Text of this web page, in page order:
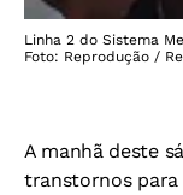
Linha 2 do Sistema
Foto: Reprodução /
A manhã deste
transtornos para